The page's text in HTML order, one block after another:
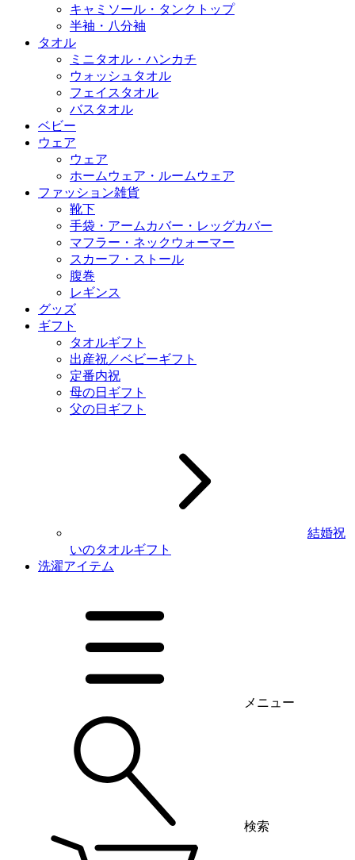
キャミソール・タンクトップ
半袖・八分袖
タオル
ミニタオル・ハンカチ
ウォッシュタオル
フェイスタオル
バスタオル
ベビー
ウェア
ウェア
ホームウェア・ルームウェア
ファッション雑貨
靴下
手袋・アームカバー・レッグカバー
マフラー・ネックウォーマー
スカーフ・ストール
腹巻
レギンス
グッズ
ギフト
タオルギフト
出産祝／ベビーギフト
定番内祝
母の日ギフト
父の日ギフト
結婚祝
いのタオルギフト
洗濯アイテム
メニュー
検索